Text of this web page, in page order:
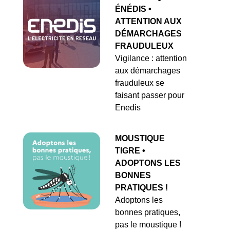
ÉNÉDIS •
ATTENTION AUX
DÉMARCHAGES
FRAUDULEUX
Vigilance : attention
aux démarchages
frauduleux se
faisant passer pour
Enedis
MOUSTIQUE
TIGRE •
ADOPTONS LES
BONNES
PRATIQUES !
Adoptons les
bonnes pratiques,
pas le moustique !